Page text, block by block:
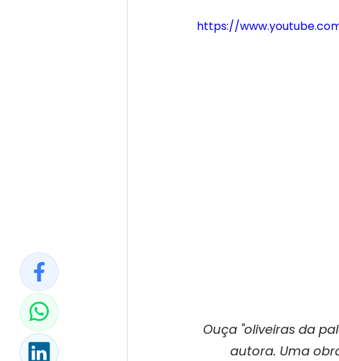
https://
Ouça "oliveiras da
autora. Uma